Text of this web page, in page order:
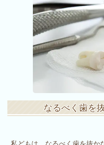
なるべく歯を
私どもは、なるべく歯を抜か